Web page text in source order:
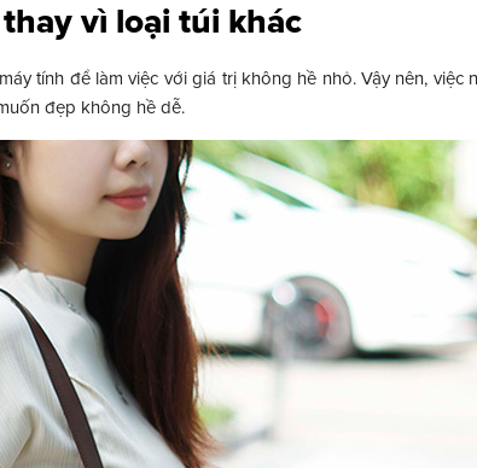
vì loại túi khác
tính để làm việc với giá trị không hề nhỏ. Vậy nên, việc
đẹp không hề dễ.